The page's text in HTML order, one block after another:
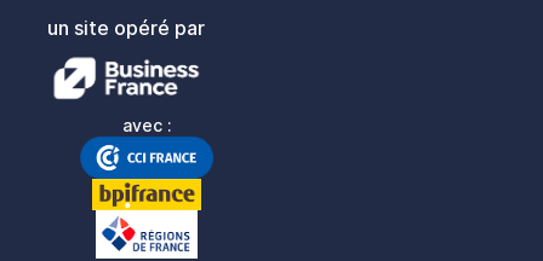
un site opéré par
avec :